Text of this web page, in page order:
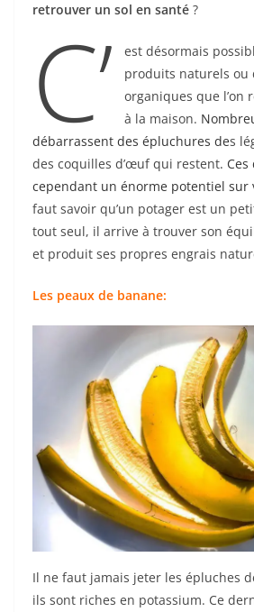
retrouver un sol en santé ?
C’ est désormais
produits naturels ou
organiques que l’on
à la maison.
débarrassent des épluchures des
des coquilles d’œuf qui restent.
cependant un énorme potentiel sur
faut savoir qu’un potager est un
tout seul, il arrive à trouver son
et produit ses propres engrais
Les peaux de banane:
Il ne faut jamais jeter les épluches
ils sont riches en potassium. Ce